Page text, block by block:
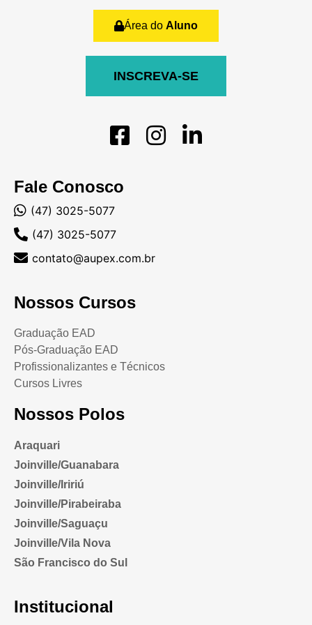
Fale Conosco
(47) 3025-5077
(47) 3025-5077
contato@aupex.com.br
Nossos Cursos
Graduação EAD
Pós-Graduação EAD
Profissionalizantes e Técnicos
Cursos Livres
Nossos Polos
Araquari
Joinville/Guanabara
Joinville/Iririú
Joinville/Pirabeiraba
Joinville/Saguaçu
Joinville/Vila Nova
São Francisco do Sul
Institucional
Área do Aluno
INSCREVA-SE